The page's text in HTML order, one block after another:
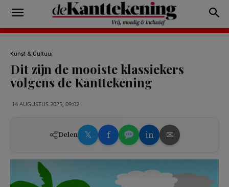
Kunst & Cultuur
Dit zijn de mooiste klassiekers
volgens de Kanttekening
14 AUGUSTUS 2025, 09:02
Delen 𝕏 f in ✉